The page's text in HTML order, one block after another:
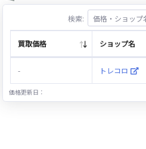
検索:
買取価格 ショップ名
- トレコロ
価格更新日：